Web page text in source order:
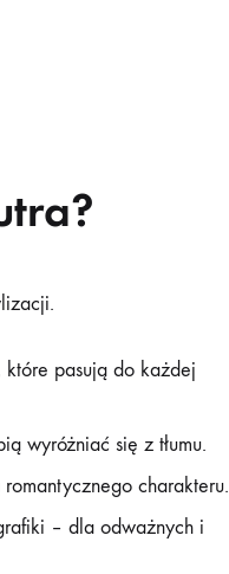
pasują do każdej
wyróżniać się z tłumu.
charakteru.
– dla odważnych i